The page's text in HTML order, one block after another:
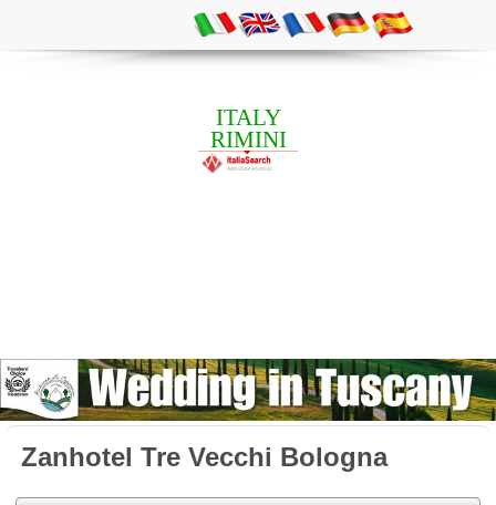
ITALY
RIMINI
Zanhotel Tre Vecchi Bologna